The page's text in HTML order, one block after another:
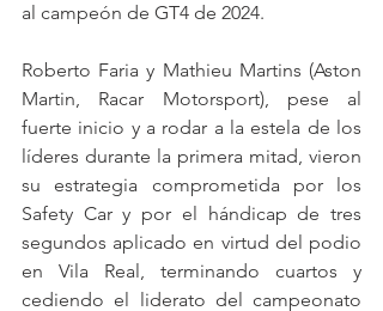
al campeón de GT4 de 2024.
Roberto Faria y Mathieu Martins (Aston
Martin, Racar Motorsport), pese al
fuerte inicio y a rodar a la estela de los
líderes durante la primera mitad, vieron
su estrategia comprometida por los
Safety Car y por el hándicap de tres
segundos aplicado en virtud del podio
en Vila Real, terminando cuartos y
cediendo el liderato del campeonato